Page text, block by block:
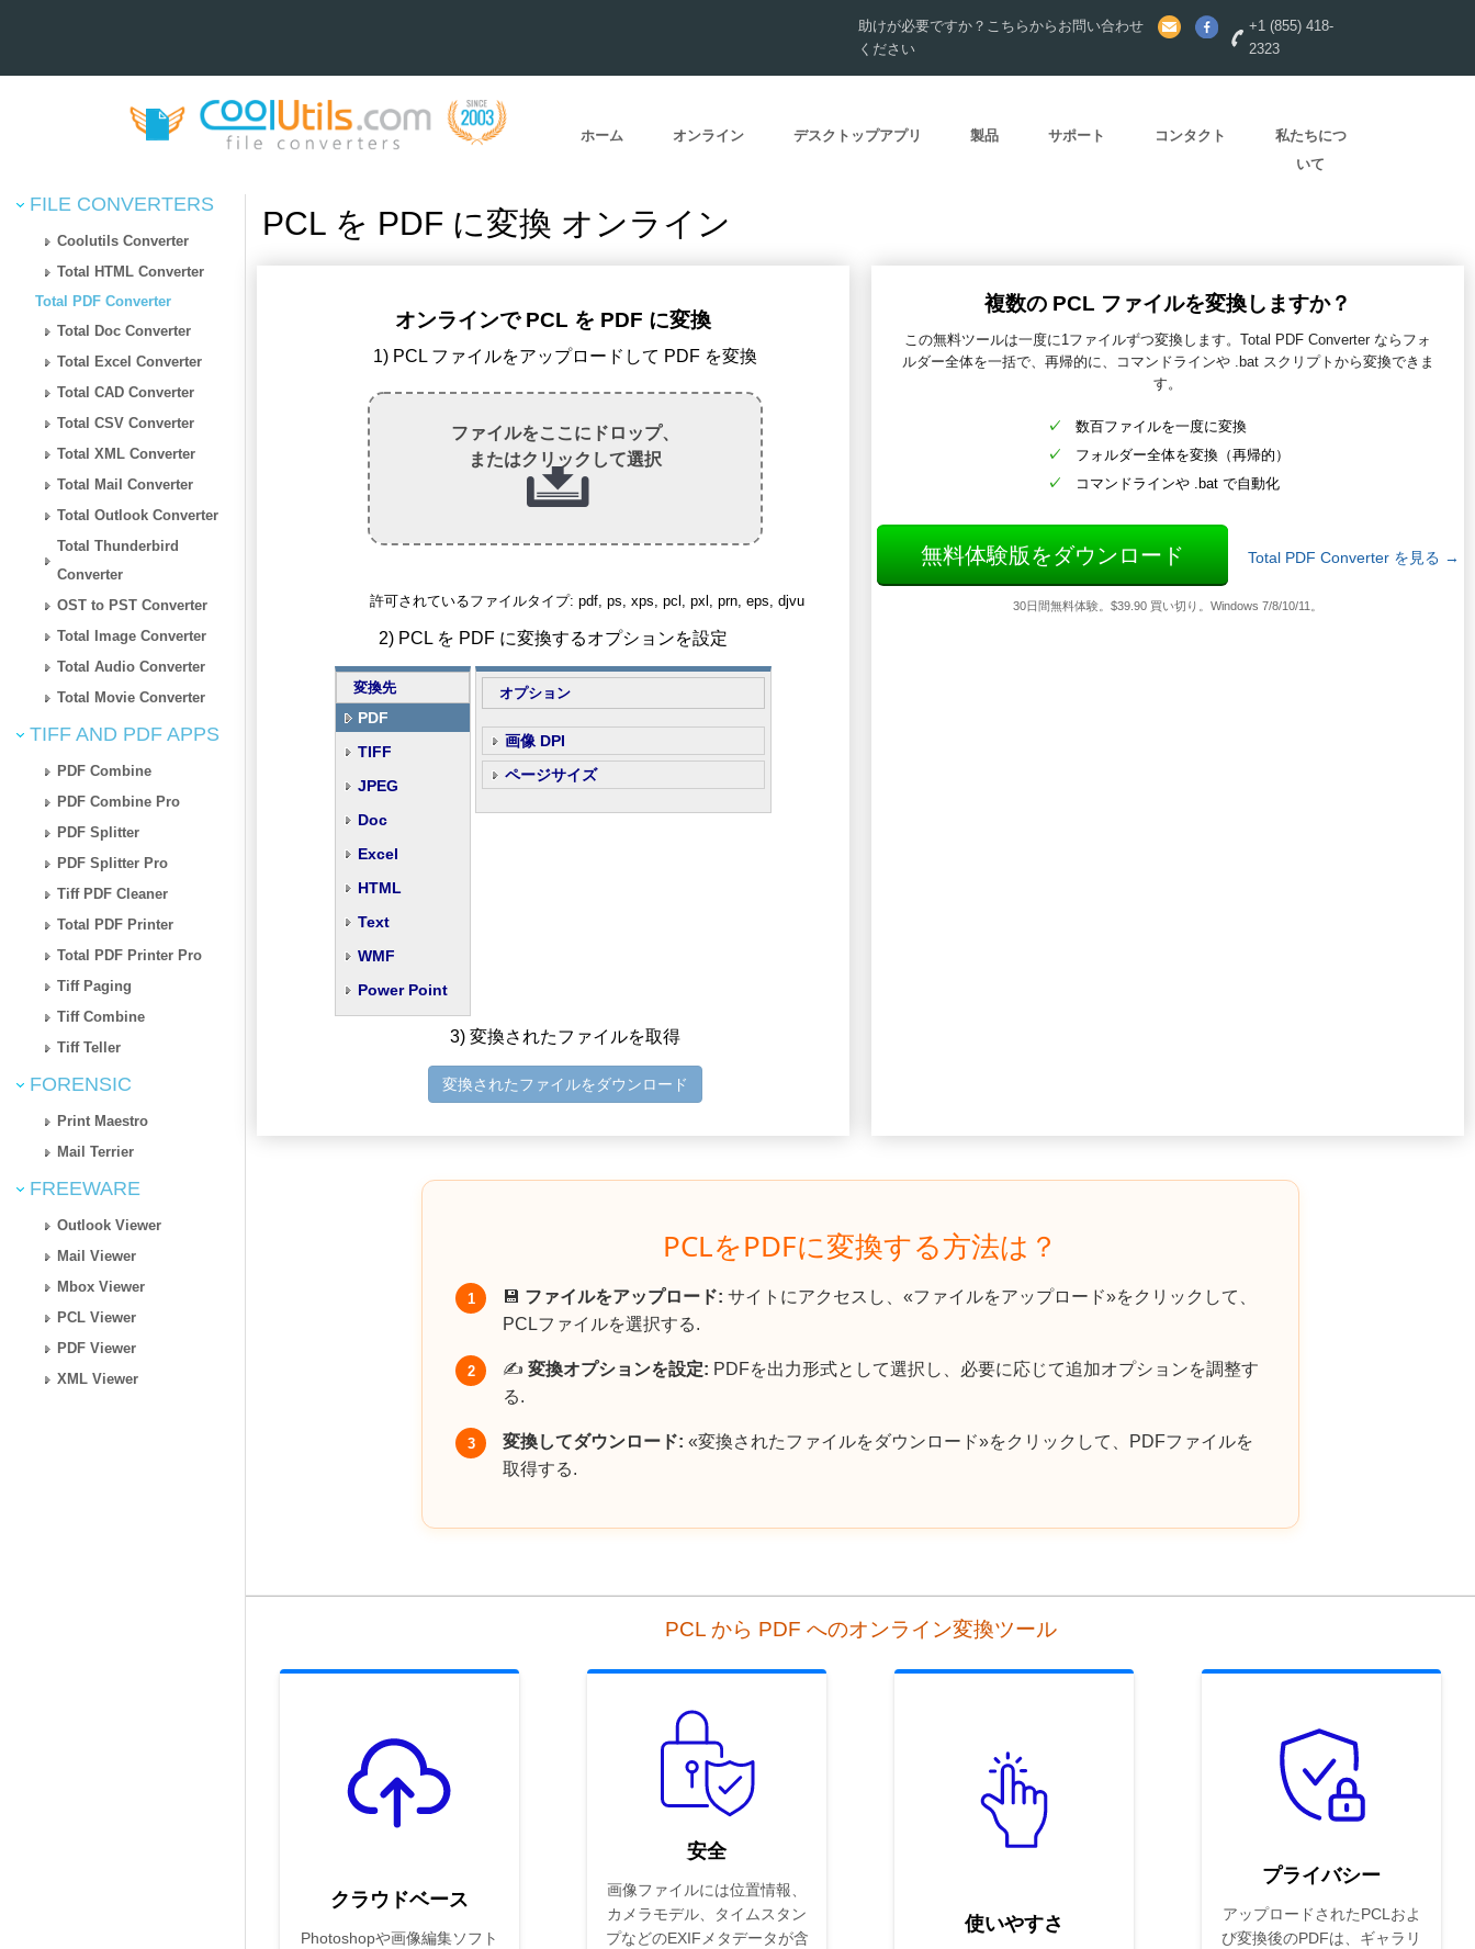
助けが必要ですか？こちらからお問い合わせ
ください
+1 (855) 418-
2323
ホーム オンライン デスクトップアプリ 製品 サポート コンタクト
私たちにつ
いて
FILE CONVERTERS
Coolutils Converter
Total HTML Converter
Total PDF Converter
Total Doc Converter
Total Excel Converter
Total CAD Converter
Total CSV Converter
Total XML Converter
Total Mail Converter
Total Outlook Converter
Total Thunderbird
Converter
OST to PST Converter
Total Image Converter
Total Audio Converter
Total Movie Converter
TIFF AND PDF APPS
PDF Combine
PDF Combine Pro
PDF Splitter
PDF Splitter Pro
Tiff PDF Cleaner
Total PDF Printer
Total PDF Printer Pro
Tiff Paging
Tiff Combine
Tiff Teller
FORENSIC
Print Maestro
Mail Terrier
FREEWARE
Outlook Viewer
Mail Viewer
Mbox Viewer
PCL Viewer
PDF Viewer
XML Viewer
PCL を PDF に変換 オンライン
オンラインで PCL を PDF に変換
1) PCL ファイルをアップロードして PDF を変換
ファイルをここにドロップ、
またはクリックして選択
許可されているファイルタイプ: pdf, ps, xps, pcl, pxl, prn, eps, djvu
2) PCL を PDF に変換するオプションを設定
変換先
PDF
TIFF
JPEG
Doc
Excel
HTML
Text
WMF
Power Point
オプション
画像 DPI
ページサイズ
3) 変換されたファイルを取得
変換されたファイルをダウンロード
複数の PCL ファイルを変換しますか？
この無料ツールは一度に1ファイルずつ変換します。Total PDF Converter ならフォ
ルダー全体を一括で、再帰的に、コマンドラインや .bat スクリプトから変換できま
す。
数百ファイルを一度に変換
フォルダー全体を変換（再帰的）
コマンドラインや .bat で自動化
無料体験版をダウンロード Total PDF Converter を見る →
30日間無料体験。$39.90 買い切り。Windows 7/8/10/11。
PCLをPDFに変換する方法は？
1 💾 ファイルをアップロード: サイトにアクセスし、«ファイルをアップロード»をクリックして、
PCLファイルを選択する.
2 ✍️ 変換オプションを設定: PDFを出力形式として選択し、必要に応じて追加オプションを調整す
る.
3 変換してダウンロード: «変換されたファイルをダウンロード»をクリックして、PDFファイルを
取得する.
PCL から PDF へのオンライン変換ツール
クラウドベース
Photoshopや画像編集ソフト
安全
画像ファイルには位置情報、
カメラモデル、タイムスタン
プなどのEXIFメタデータが含
使いやすさ
プライバシー
アップロードされたPCLおよ
び変換後のPDFは、ギャラリ